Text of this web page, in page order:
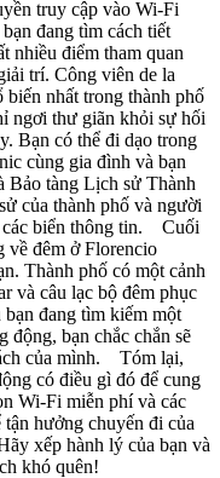
truy cập vào Wi-Fi
đang tìm cách tiết
nhiều điểm tham quan
trí. Công viên de la
nhất trong thành phố
ngơi thư giãn khỏi sự hối
Bạn có thể đi dạo trong
cùng gia đình và bạn
Bảo tàng Lịch sử Thành
của thành phố và người
các biển thông tin. Cuối
về đêm ở Florencio
Thành phố có một cảnh
và câu lạc bộ đêm phục
đang tìm kiếm một
động, bạn chắc chắn sẽ
của mình. Tóm lại,
có điều gì đó để cung
Wi-Fi miễn phí và các
tận hưởng chuyến đi của
xếp hành lý của bạn và
khó quên!